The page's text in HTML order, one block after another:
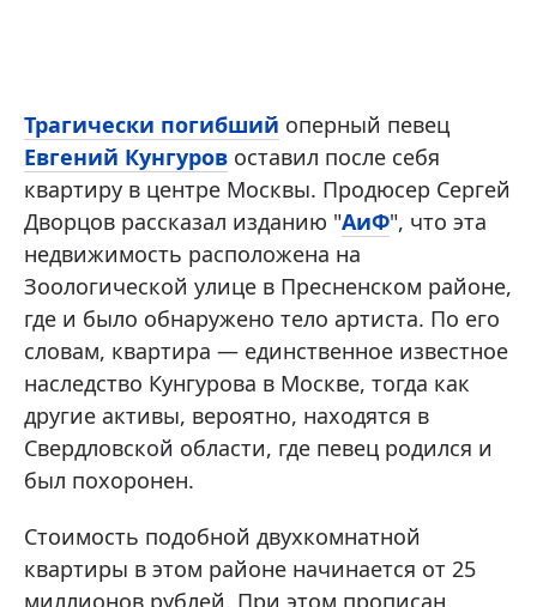
Трагически погибший оперный певец
Евгений Кунгуров оставил после себя
квартиру в центре Москвы. Продюсер Сергей
Дворцов рассказал изданию "АиФ", что эта
недвижимость расположена на
Зоологической улице в Пресненском районе,
где и было обнаружено тело артиста. По его
словам, квартира — единственное известное
наследство Кунгурова в Москве, тогда как
другие активы, вероятно, находятся в
Свердловской области, где певец родился и
был похоронен.
Стоимость подобной двухкомнатной
квартиры в этом районе начинается от 25
миллионов рублей. При этом прописан